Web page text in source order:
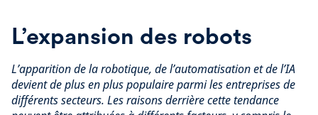
L’expansion des robots
L’apparition de la robotique, de l’automatisation et de l’IA
devient de plus en plus populaire parmi les entreprises de
différents secteurs. Les raisons derrière cette tendance